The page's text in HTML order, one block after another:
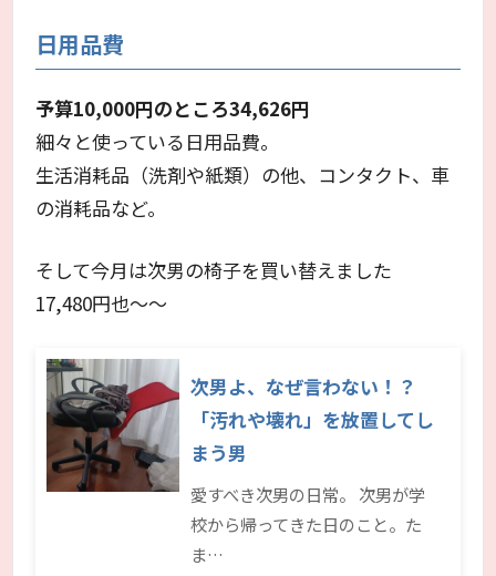
日用品費
予算10,000円のところ34,626円
細々と使っている日用品費。
生活消耗品（洗剤や紙類）の他、コンタクト、車
の消耗品など。
そして今月は次男の椅子を買い替えました
17,480円也～～
次男よ、なぜ言わない！？
「汚れや壊れ」を放置してし
まう男
愛すべき次男の日常。 次男が学
校から帰ってきた日のこと。た
ま…